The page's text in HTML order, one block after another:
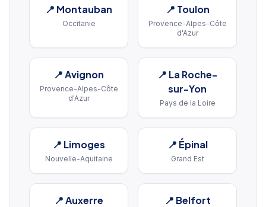
📍 Montauban
Occitanie
📍 Toulon
Provence-Alpes-Côte
d'Azur
📍Avignon
Provence-Alpes-Côte
d'Azur
📍 La Roche-
sur-Yon
Pays de la Loire
📍 Limoges
Nouvelle-Aquitaine
📍 Épinal
Grand Est
📍Auxerre 📍 Belfort